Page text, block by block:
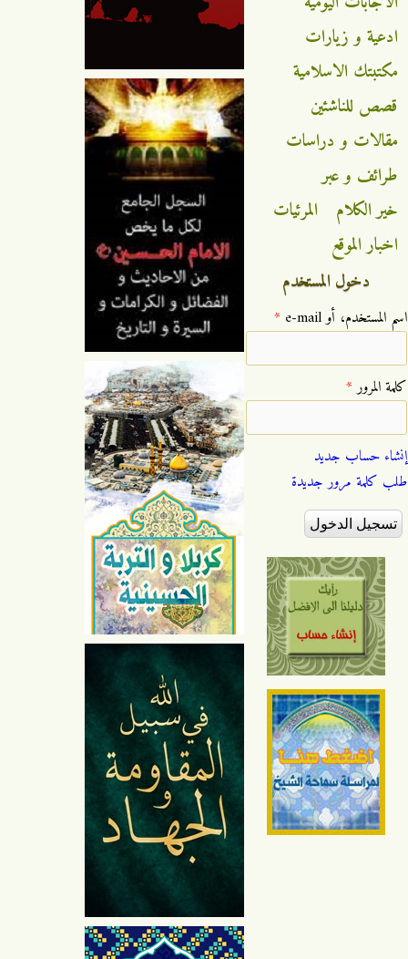
ادعية و زيارات
مكتبتك الاسلامية
قصص للناشئين
مقالات و دراسات
طرائف و عبر
خير الكلام
المرئيات
اخبار الموقع
دخول المستخدم
‏اسم المستخدم، أو e-mail ‏ *
‏كلمة المرور ‏*
إنشاء حساب جديد
طلب كلمة مرور جديدة